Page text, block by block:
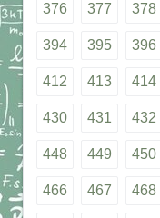
376 377 378
394 395 396
412 413 414
430 431 432
448 449 450
466 467 468